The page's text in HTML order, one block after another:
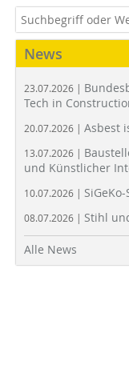
News
23.07.2026 |
Tech in
20.07.2026 | Asbest
13.07.2026 |
und Künstlicher
10.07.2026 |
08.07.2026 | Stihl
Alle News